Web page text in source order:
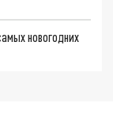
новогодних